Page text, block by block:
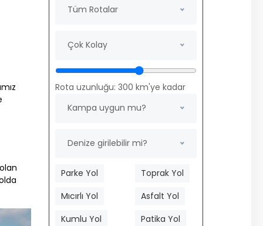
Tüm Rotalar
Çok Kolay
Rota uzunluğu:300 km'ye kadar
Kampa uygun mu?
Denize girilebilir mi?
Parke Yol
Toprak Yol
Mıcırlı Yol
Asfalt Yol
Kumlu Yol
Patika Yol